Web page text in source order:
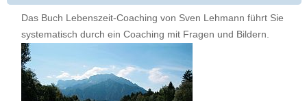
Das Buch Lebenszeit-Coaching von Sven Lehmann führt Sie
systematisch durch ein Coaching mit Fragen und Bildern.